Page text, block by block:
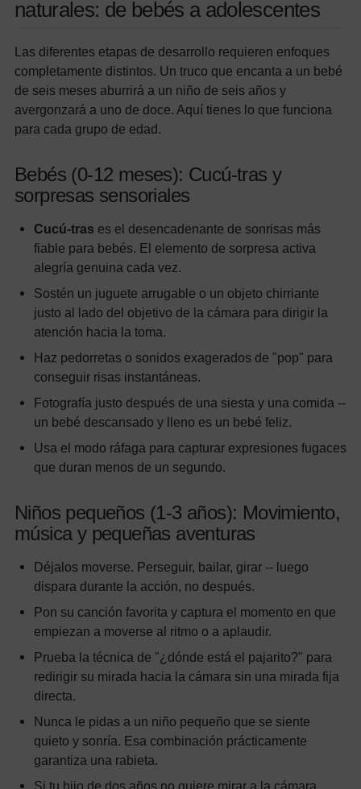
naturales: de bebés a adolescentes
Las diferentes etapas de desarrollo requieren enfoques
completamente distintos. Un truco que encanta a un bebé
de seis meses aburrirá a un niño de seis años y
avergonzará a uno de doce. Aquí tienes lo que funciona
para cada grupo de edad.
Bebés (0-12 meses): Cucú-tras y
sorpresas sensoriales
Cucú-tras es el desencadenante de sonrisas más
fiable para bebés. El elemento de sorpresa activa
alegría genuina cada vez.
Sostén un juguete arrugable o un objeto chirriante
justo al lado del objetivo de la cámara para dirigir la
atención hacia la toma.
Haz pedorretas o sonidos exagerados de "pop" para
conseguir risas instantáneas.
Fotografía justo después de una siesta y una comida --
un bebé descansado y lleno es un bebé feliz.
Usa el modo ráfaga para capturar expresiones fugaces
que duran menos de un segundo.
Niños pequeños (1-3 años): Movimiento,
música y pequeñas aventuras
Déjalos moverse. Perseguir, bailar, girar -- luego
dispara durante la acción, no después.
Pon su canción favorita y captura el momento en que
empiezan a moverse al ritmo o a aplaudir.
Prueba la técnica de "¿dónde está el pajarito?" para
redirigir su mirada hacia la cámara sin una mirada fija
directa.
Nunca le pidas a un niño pequeño que se siente
quieto y sonría. Esa combinación prácticamente
garantiza una rabieta.
Si tu hijo de dos años no quiere mirar a la cámara,